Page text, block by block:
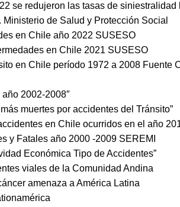
se redujeron las tasas de
de Salud y Protección Social
en Chile año 2022 SUSESO
en Chile 2021 SUSESO
en Chile período 1972 a 2008 Fuente
2002-2008″
muertes por accidentes del Tránsito”
en Chile ocurridos en el año
y Fatales año 2000 -2009 SEREMI
Económica Tipo de Accidentes”
viales de la Comunidad Andina
amenaza a América Latina